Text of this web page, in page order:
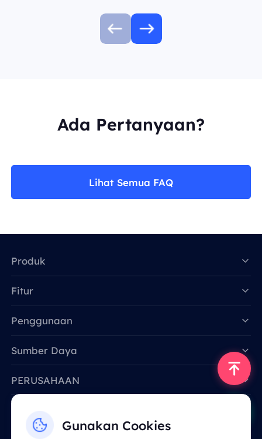
Ada Pertanyaan?
Lihat Semua FAQ
Gunakan Cookies
Produk
Fitur
Penggunaan
Sumber Daya
PERUSAHAAN
Email: support@smartproxy.org